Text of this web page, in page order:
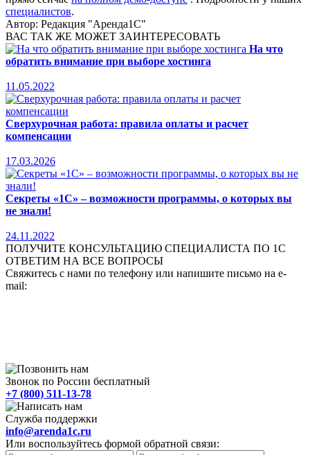
специалистов.
Автор: Редакция "Аренда1С"
ВАС ТАК ЖЕ МОЖЕТ ЗАИНТЕРЕСОВАТЬ
На что
обратить внимание при выборе хостинга
11.05.2022
Сверхурочная работа: правила оплаты и расчет
компенсации
17.03.2026
Секреты «1С» – возможности программы, о которых вы
не знали!
24.11.2022
ПОЛУЧИТЕ КОНСУЛЬТАЦИЮ СПЕЦИАЛИСТА ПО 1С
ОТВЕТИМ НА ВСЕ ВОПРОСЫ
Свяжитесь с нами по телефону или напишите письмо на e-
mail:
Звонок по России бесплатный
+7 (800) 511-13-78
Служба поддержки
info@arenda1c.ru
Или воспользуйтесь формой обратной связи: